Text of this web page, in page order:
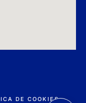
DE COOKIES